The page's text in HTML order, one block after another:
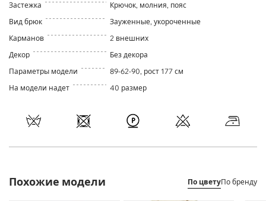
Застежка
Крючок, молния, пояс
Вид брюк
Зауженные, укороченные
Карманов
2 внешних
Декор
Без декора
Параметры модели
89-62-90, рост 177 см
На модели надет
40 размер
Похожие модели По цветуПо бренду